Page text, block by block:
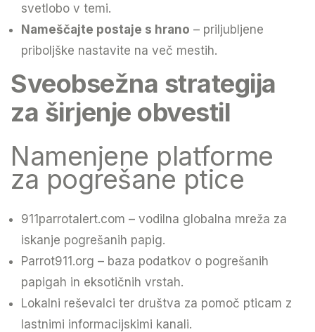
svetlobo v temi.
Nameščajte postaje s hrano – priljubljene
priboljške nastavite na več mestih.
Sveobsežna strategija
za širjenje obvestil
Namenjene platforme
za pogrešane ptice
911parrotalert.com – vodilna globalna mreža za
iskanje pogrešanih papig.
Parrot911.org – baza podatkov o pogrešanih
papigah in eksotičnih vrstah.
Lokalni reševalci ter društva za pomoč pticam z
lastnimi informacijskimi kanali.